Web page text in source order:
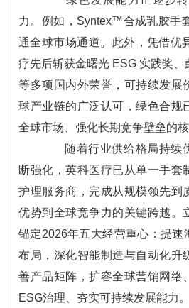
力。例如，Syntex™合成乳胶手
通全球市场通道。此外，凭借优
疗先后斩获金曙光 ESG 实践奖
等多项国内外荣誉，可持续发展
球产业链的广泛认可，绿色合规
全球市场、强化长期竞争壁垒的核
随着行业供给格局持续
断强化，英科医疗已从单一手套
护理服务商，完成从规模领先到
优势到全球竞争力的关键跨越。
锚定2026年五大经营重心：提速
布局，深化智能制造与自动化升
善产品矩阵，扩容全球营销网络
ESG治理、夯实可持续发展能力。